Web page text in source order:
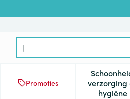
Product, merk, categorie...
Promoties
verzorging
hygiëne